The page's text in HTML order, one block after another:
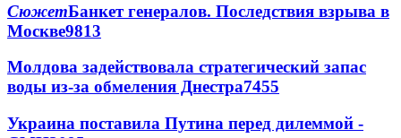
СюжетБанкет генералов. Последствия взрыва в
Москве9813
Молдова задействовала стратегический запас
воды из-за обмеления Днестра7455
Украина поставила Путина перед дилеммой -